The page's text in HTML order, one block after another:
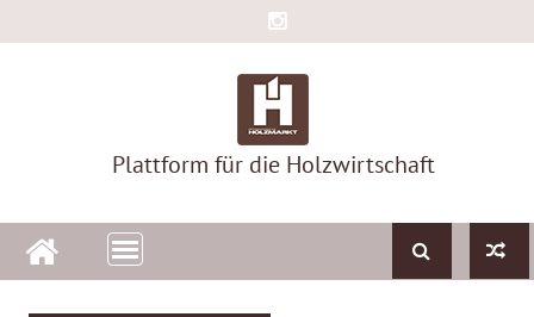
to
Plattform für die Holzwirtschaft